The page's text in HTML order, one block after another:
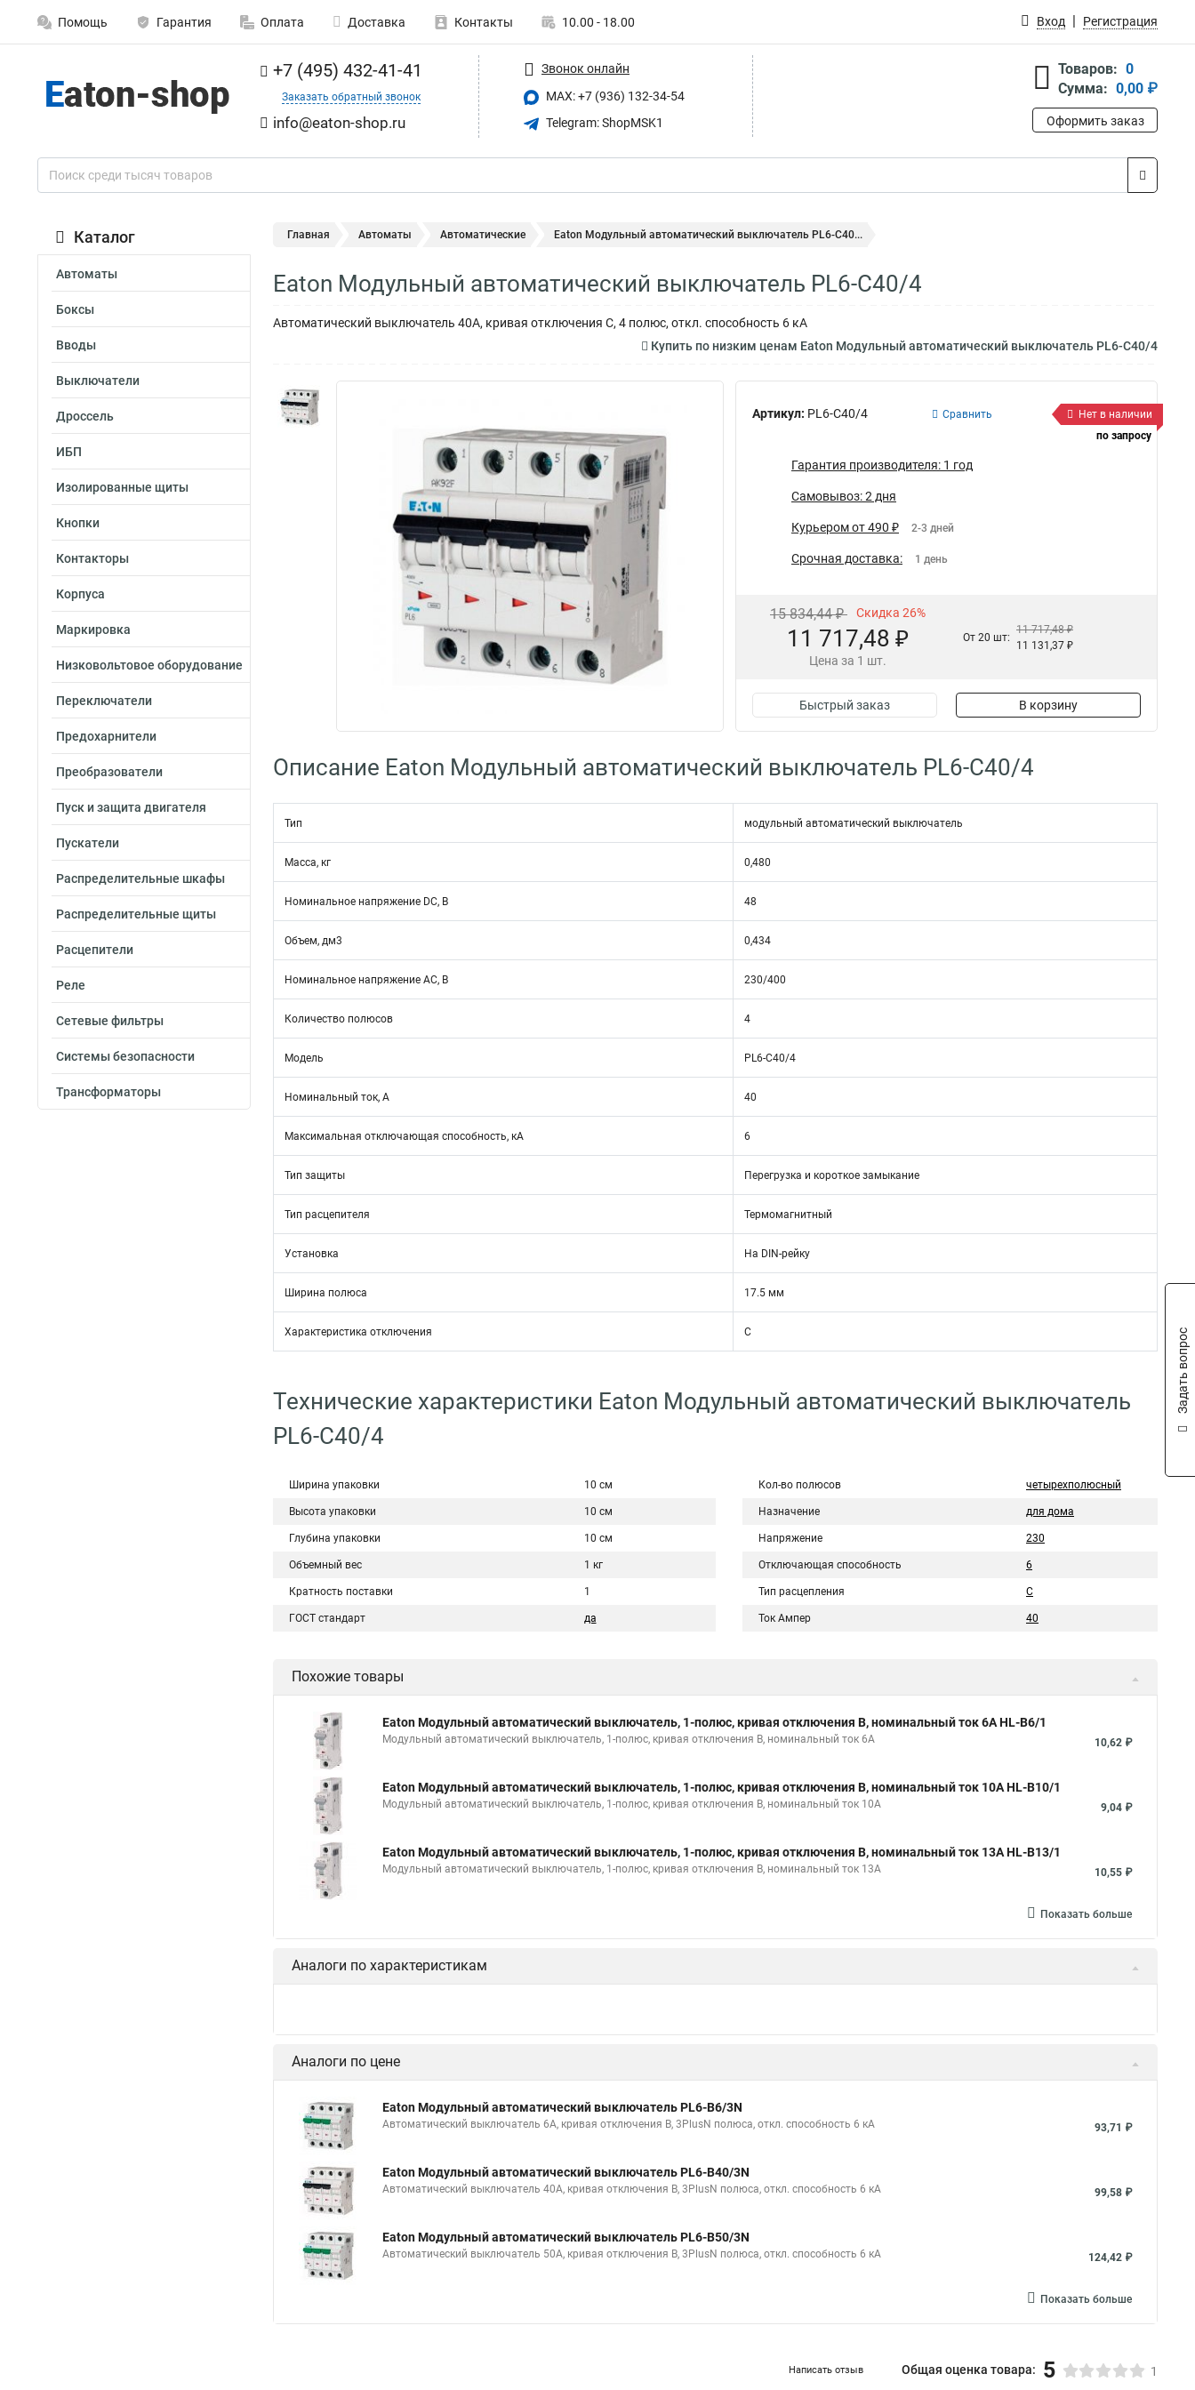
Помощь Гарантия Оплата Доставка Контакты 10.00 - 18.00 Вход Регистрация
+7 (495) 432-41-41
Заказать обратный звонок
info@eaton-shop.ru
Звонок онлайн
MAX: +7 (936) 132-34-54
Telegram: ShopMSK1
Товаров: 0
Сумма: 0,00 ₽
Оформить заказ
Каталог
Автоматы
Боксы
Вводы
Выключатели
Дроссель
ИБП
Изолированные щиты
Кнопки
Контакторы
Корпуса
Маркировка
Низковольтовое оборудование
Переключатели
Предохарнители
Преобразователи
Пуск и защита двигателя
Пускатели
Распределительные шкафы
Распределительные щиты
Расцепители
Реле
Сетевые фильтры
Системы безопасности
Трансформаторы
Главная Автоматы Автоматические Eaton Модульный автоматический выключатель PL6-C40...
Eaton Модульный автоматический выключатель PL6-C40/4
Автоматический выключатель 40А, кривая отключения C, 4 полюс, откл. способность 6 кА
Купить по низким ценам Eaton Модульный автоматический выключатель PL6-C40/4
Артикул: PL6-C40/4 Сравнить
Нет в наличии
по запросу
Гарантия производителя: 1 год
Самовывоз: 2 дня
Курьером от 490 ₽ 2-3 дней
Срочная доставка: 1 день
15 834,44 ₽ Скидка 26%
11 717,48 ₽
Цена за 1 шт.
От 20 шт:
11 717,48 ₽
11 131,37 ₽
Быстрый заказ В корзину
Описание Eaton Модульный автоматический выключатель PL6-C40/4
Тип модульный автоматический выключатель
Масса, кг 0,480
Номинальное напряжение DC, В 48
Объем, дм3 0,434
Номинальное напряжение АС, В 230/400
Количество полюсов 4
Модель PL6-C40/4
Номинальный ток, А 40
Максимальная отключающая способность, кА 6
Тип защиты Перегрузка и короткое замыкание
Тип расцепителя Термомагнитный
Установка На DIN-рейку
Ширина полюса 17.5 мм
Характеристика отключения C
Технические характеристики Eaton Модульный автоматический выключатель
PL6-C40/4
Ширина упаковки 10 см
Высота упаковки 10 см
Глубина упаковки 10 см
Объемный вес 1 кг
Кратность поставки 1
ГОСТ стандарт да
Кол-во полюсов четырехполюсный
Назначение для дома
Напряжение 230
Отключающая способность 6
Тип расцепления C
Ток Ампер 40
Похожие товары
Eaton Модульный автоматический выключатель, 1-полюс, кривая отключения B, номинальный ток 6А HL-B6/1
Модульный автоматический выключатель, 1-полюс, кривая отключения B, номинальный ток 6А 10,62 ₽
Eaton Модульный автоматический выключатель, 1-полюс, кривая отключения B, номинальный ток 10А HL-B10/1
Модульный автоматический выключатель, 1-полюс, кривая отключения B, номинальный ток 10А 9,04 ₽
Eaton Модульный автоматический выключатель, 1-полюс, кривая отключения B, номинальный ток 13А HL-B13/1
Модульный автоматический выключатель, 1-полюс, кривая отключения B, номинальный ток 13А 10,55 ₽
Показать больше
Аналоги по характеристикам
31,50 ₽
Аналоги по цене
93,71 ₽
Задать вопрос